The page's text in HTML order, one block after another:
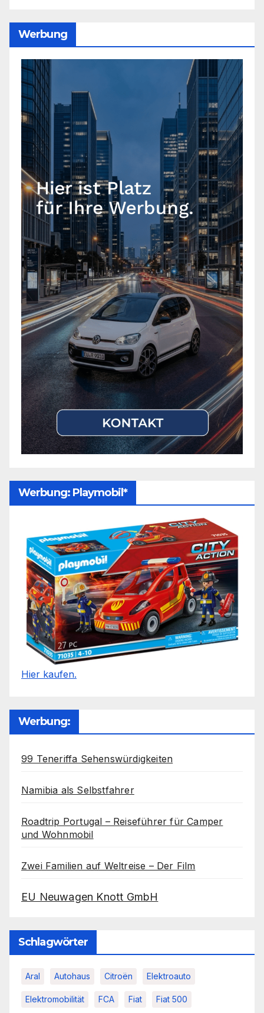
Werbung
Werbung: Playmobil*
Hier kaufen.
Werbung:
99 Teneriffa Sehenswürdigkeiten
Namibia als Selbstfahrer
Roadtrip Portugal – Reiseführer für Camper
und Wohnmobil
Zwei Familien auf Weltreise – Der Film
EU Neuwagen Knott GmbH
Schlagwörter
Aral Autohaus Citroën Elektroauto
Elektromobilität FCA Fiat Fiat 500